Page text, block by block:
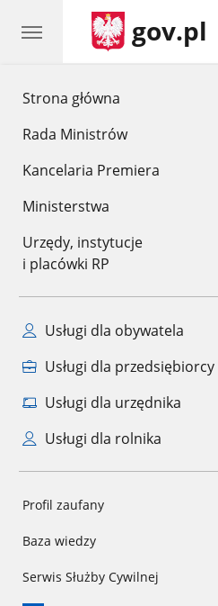
Strona główna
Rada Ministrów
Kancelaria Premiera
Ministerstwa
Urzędy, instytucje
i placówki RP
Usługi dla obywatela
Usługi dla przedsiębiorcy
Usługi dla urzędnika
Usługi dla rolnika
Profil zaufany
Baza wiedzy
Serwis Służby Cywilnej
gov.pl